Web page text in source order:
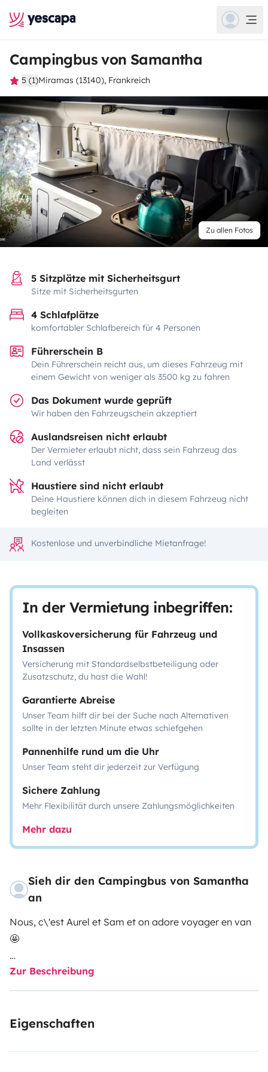
Campingbus von Samantha
5 (1)Miramas (13140), Frankreich
Zu allen Fotos
5 Sitzplätze mit Sicherheitsgurt
Sitze mit Sicherheitsgurten
4 Schlafplätze
komfortabler Schlafbereich für 4 Personen
Führerschein B
Dein Führerschein reicht aus, um dieses Fahrzeug mit
einem Gewicht von weniger als 3500 kg zu fahren
Das Dokument wurde geprüft
Wir haben den Fahrzeugschein akzeptiert
Auslandsreisen nicht erlaubt
Der Vermieter erlaubt nicht, dass sein Fahrzeug das
Land verlässt
Haustiere sind nicht erlaubt
Deine Haustiere können dich in diesem Fahrzeug nicht
begleiten
Kostenlose und unverbindliche Mietanfrage!
In der Vermietung inbegriffen:
Vollkaskoversicherung für Fahrzeug und
Insassen
Versicherung mit Standardselbstbeteiligung oder
Zusatzschutz, du hast die Wahl!
Garantierte Abreise
Unser Team hilft dir bei der Suche nach Alternativen
sollte in der letzten Minute etwas schiefgehen
Pannenhilfe rund um die Uhr
Unser Team steht dir jederzeit zur Verfügung
Sichere Zahlung
Mehr Flexibilität durch unsere Zahlungsmöglichkeiten
Mehr dazu
Sieh dir den Campingbus von Samantha
an
Nous, c\'est Aurel et Sam et on adore voyager en van
🤩
Pour notre plus grand bonheur, nous avons craqué
pour ce Ford Nugget Plus, et on ne regrette pas du tout
passion, c\'est avec grand plaisir que nous vous le
Zur Beschreibung
Eigenschaften